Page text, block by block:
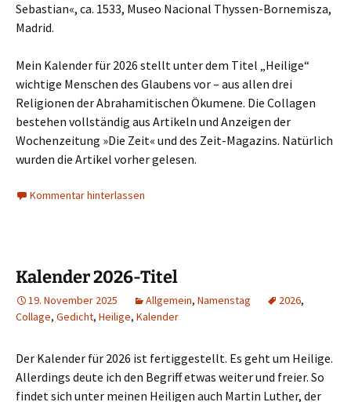
Sebastian«, ca. 1533, Museo Nacional Thyssen-Bornemisza,
Madrid.
Mein Kalender für 2026 stellt unter dem Titel „Heilige“
wichtige Menschen des Glaubens vor – aus allen drei
Religionen der Abrahamitischen Ökumene. Die Collagen
bestehen vollständig aus Artikeln und Anzeigen der
Wochenzeitung »Die Zeit« und des Zeit-Magazins. Natürlich
wurden die Artikel vorher gelesen.
Kommentar hinterlassen
Kalender 2026-Titel
19. November 2025 Allgemein, Namenstag 2026,
Collage, Gedicht, Heilige, Kalender
Der Kalender für 2026 ist fertiggestellt. Es geht um Heilige.
Allerdings deute ich den Begriff etwas weiter und freier. So
findet sich unter meinen Heiligen auch Martin Luther, der